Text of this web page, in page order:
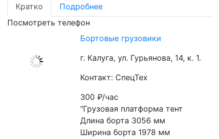
Кратко
Подробнее
Посмотреть телефон
Бортовые грузовики
г. Калуга, ул. Гурьянова, 14, к. 1.
Контакт: СпецТех
300₽/час
"Грузовая платформа тент
Длина борта 3056 мм
Ширина борта 1978 мм